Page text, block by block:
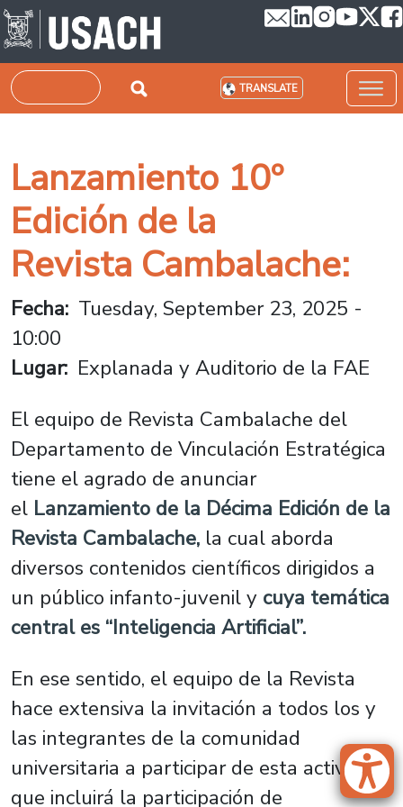
Skip to main content
Search TRANSLATE
Lanzamiento 10º
Edición de la
Revista Cambalache:
Fecha Tuesday, September 23, 2025 -
10:00
Lugar Explanada y Auditorio de la FAE
El equipo de Revista Cambalache del
Departamento de Vinculación Estratégica
tiene el agrado de anunciar
el Lanzamiento de la Décima Edición de la
Revista Cambalache, la cual aborda
diversos contenidos científicos dirigidos a
un público infanto-juvenil y cuya temática
central es “Inteligencia Artificial”.
En ese sentido, el equipo de la Revista
hace extensiva la invitación a todos los y
las integrantes de la comunidad
universitaria a participar de esta actividad,
que incluirá la participación de